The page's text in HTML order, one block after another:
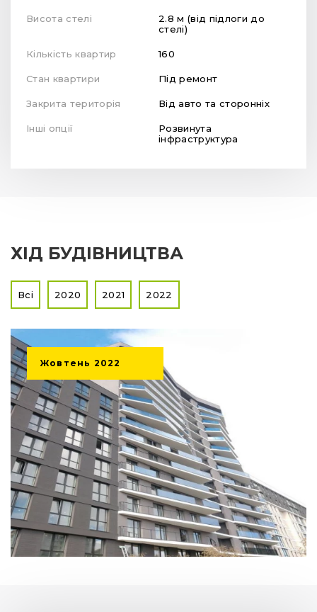
Висота стелі
2.8 м (від підлоги до
стелі)
Кількість квартир 160
Стан квартири Під ремонт
Закрита територія Від авто та сторонніх
Інші опції
Розвинута
інфраструктура
ХІД БУДІВНИЦТВА
Всі 2020 2021 2022
Жовтень 2022